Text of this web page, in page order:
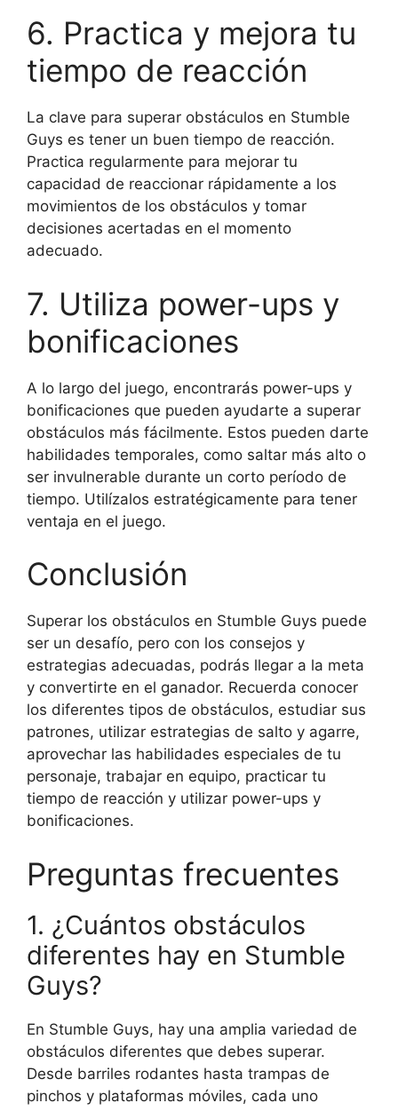
6. Practica y mejora tu
tiempo de reacción
La clave para superar obstáculos en Stumble
Guys es tener un buen tiempo de reacción.
Practica regularmente para mejorar tu
capacidad de reaccionar rápidamente a los
movimientos de los obstáculos y tomar
decisiones acertadas en el momento
adecuado.
7. Utiliza power-ups y
bonificaciones
A lo largo del juego, encontrarás power-ups y
bonificaciones que pueden ayudarte a superar
obstáculos más fácilmente. Estos pueden darte
habilidades temporales, como saltar más alto o
ser invulnerable durante un corto período de
tiempo. Utilízalos estratégicamente para tener
ventaja en el juego.
Conclusión
Superar los obstáculos en Stumble Guys puede
ser un desafío, pero con los consejos y
estrategias adecuadas, podrás llegar a la meta
y convertirte en el ganador. Recuerda conocer
los diferentes tipos de obstáculos, estudiar sus
patrones, utilizar estrategias de salto y agarre,
aprovechar las habilidades especiales de tu
personaje, trabajar en equipo, practicar tu
tiempo de reacción y utilizar power-ups y
bonificaciones.
Preguntas frecuentes
1. ¿Cuántos obstáculos
diferentes hay en Stumble
Guys?
En Stumble Guys, hay una amplia variedad de
obstáculos diferentes que debes superar.
Desde barriles rodantes hasta trampas de
pinchos y plataformas móviles, cada uno